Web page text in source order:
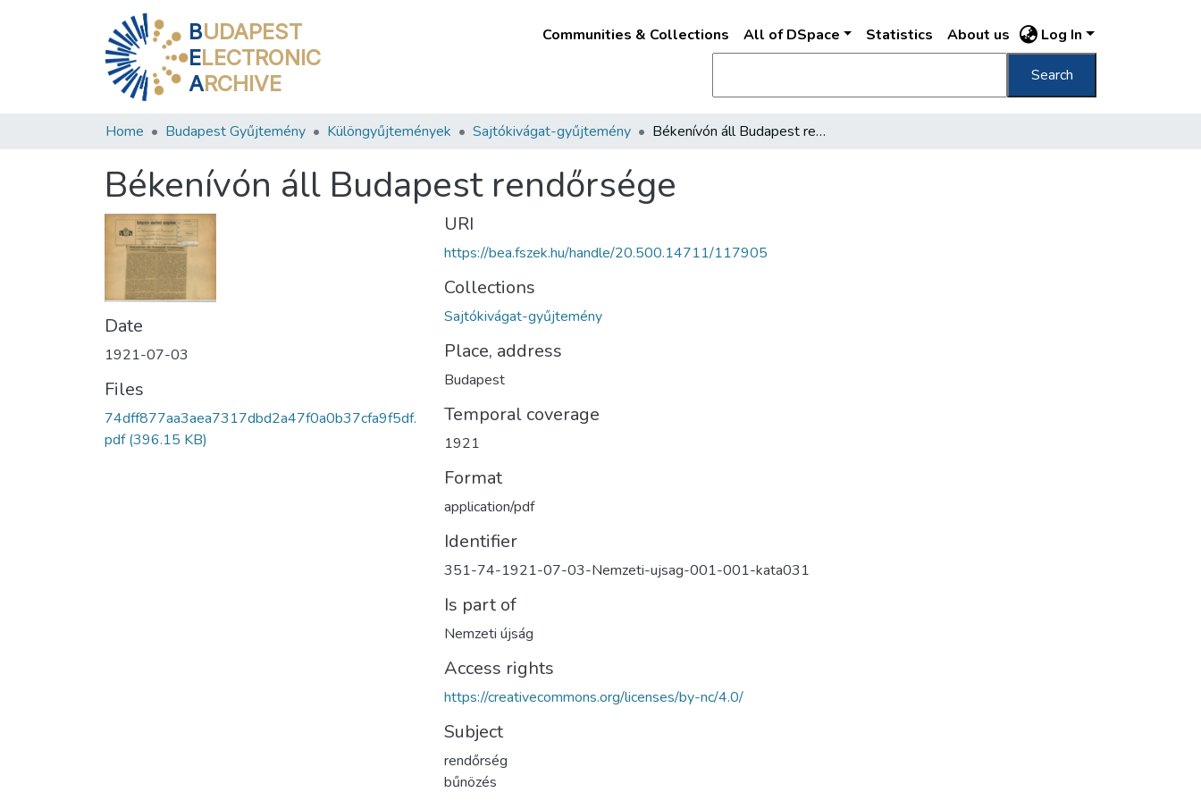
BUDAPEST
ELECTRONIC
ARCHIVE
Communities & Collections All of DSpace Statistics About us Log In
Search
Home Budapest Gyűjtemény Különgyűjtemények Sajtókivágat-gyűjtemény Békenívón áll Budapest rendőrsége
Békenívón áll Budapest rendőrsége
Date
1921-07-03
Files
74dff877aa3aea7317dbd2a47f0a0b37cfa9f5df.
pdf(396.15 KB)
URI
https://bea.fszek.hu/handle/20.500.14711/117905
Collections
Sajtókivágat-gyűjtemény
Place, address
Budapest
Temporal coverage
1921
Format
application/pdf
Identifier
351-74-1921-07-03-Nemzeti-ujsag-001-001-kata031
Is part of
Nemzeti újság
Access rights
https://creativecommons.org/licenses/by-nc/4.0/
Subject
rendőrség
bűnözés